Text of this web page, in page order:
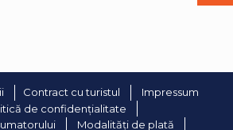
Contract cu turistul
Impressum
de confidențialitate
Modalități de plată